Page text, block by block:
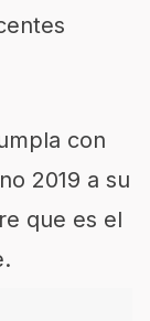
con
2019 a su
que es el